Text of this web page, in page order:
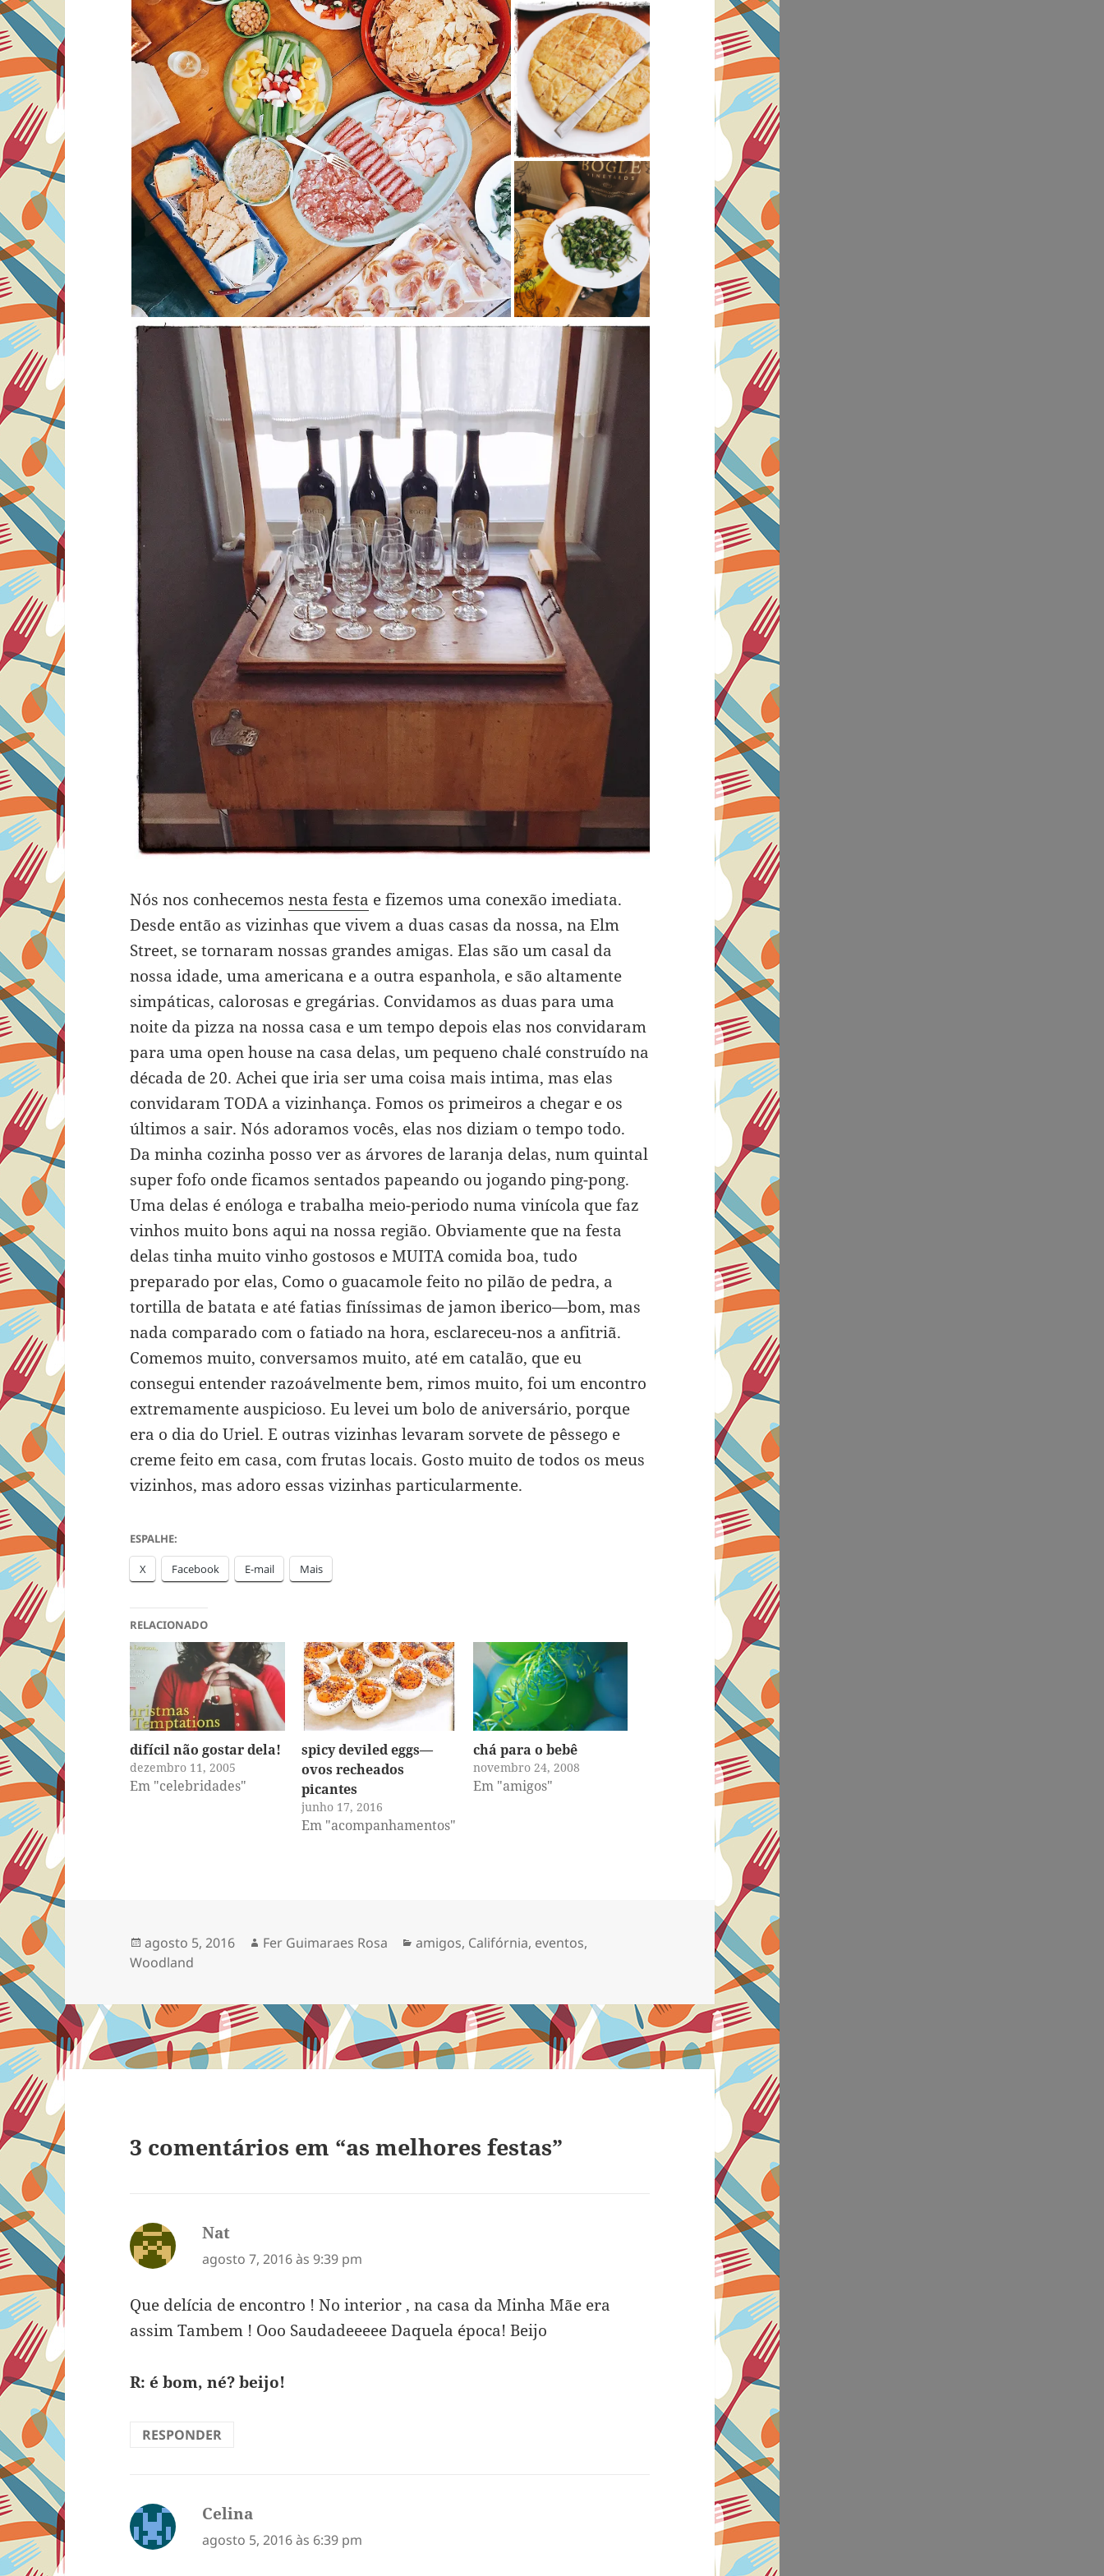
Nós nos conhecemosnesta festa e fizemos uma conexão imediata.
Desde então as vizinhas que vivem a duas casas da nossa, na Elm
Street, se tornaram nossas grandes amigas. Elas são um casal da
nossa idade, uma americana e a outra espanhola, e são altamente
simpáticas, calorosas e gregárias. Convidamos as duas para uma
noite da pizza na nossa casa e um tempo depois elas nos convidaram
para uma open house na casa delas, um pequeno chalé construído na
década de 20. Achei que iria ser uma coisa mais intima, mas elas
convidaram TODA a vizinhança. Fomos os primeiros a chegar e os
últimos a sair. Nós adoramos vocês, elas nos diziam o tempo todo.
Da minha cozinha posso ver as árvores de laranja delas, num quintal
super fofo onde ficamos sentados papeando ou jogando ping-pong.
Uma delas é enóloga e trabalha meio-periodo numa vinícola que faz
vinhos muito bons aqui na nossa região. Obviamente que na festa
delas tinha muito vinho gostosos e MUITA comida boa, tudo
preparado por elas, Como o guacamole feito no pilão de pedra, a
tortilla de batata e até fatias finíssimas de jamon iberico—bom, mas
nada comparado com o fatiado na hora, esclareceu-nos a anfitriã.
Comemos muito, conversamos muito, até em catalão, que eu
consegui entender razoávelmente bem, rimos muito, foi um encontro
extremamente auspicioso. Eu levei um bolo de aniversário, porque
era o dia do Uriel. E outras vizinhas levaram sorvete de pêssego e
creme feito em casa, com frutas locais. Gosto muito de todos os meus
vizinhos, mas adoro essas vizinhas particularmente.
ESPALHE:
X Facebook E-mail Mais
RELACIONADO
difícil não gostar dela!
dezembro 11, 2005
Em "celebridades"
spicy deviled eggs—
ovos recheados
picantes
junho 17, 2016
Em "acompanhamentos"
chá para o bebê
novembro 24, 2008
Em "amigos"
Publicado
em
agosto 5, 2016 Autor
Fer Guimaraes Rosa Categorias
amigos, Califórnia, eventos,
Woodland
3 comentários em “as melhores festas”
Nat
agosto 7, 2016 às 9:39 pm
Que delícia de encontro ! No interior , na casa da Minha Mãe era
assim Tambem ! Ooo Saudadeeeee Daquela época! Beijo
R: é bom, né? beijo!
RESPONDER
Celina
agosto 5, 2016 às 6:39 pm